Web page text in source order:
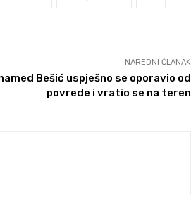
NAREDNI ČLANAK
Bešić uspješno se oporavio od
povrede i vratio se na teren